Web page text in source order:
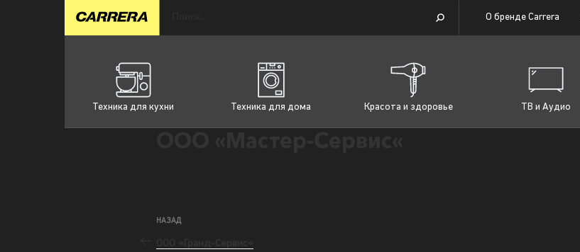
О бренде Carrera
Техника для кухни Техника для дома Красота и здоровье ТВ и Аудио
НАЗАД